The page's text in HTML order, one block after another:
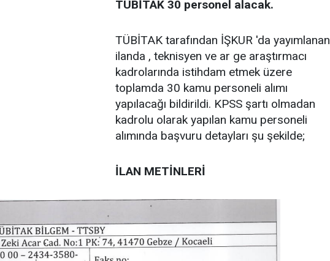
TÜBİTAK 30 personel alacak.
TÜBİTAK tarafından İŞKUR 'da yayımlanan
ilanda , teknisyen ve ar ge araştırmacı
kadrolarında istihdam etmek üzere
toplamda 30 kamu personeli alımı
yapılacağı bildirildi. KPSS şartı olmadan
kadrolu olarak yapılan kamu personeli
alımında başvuru detayları şu şekilde;
İLAN METİNLERİ